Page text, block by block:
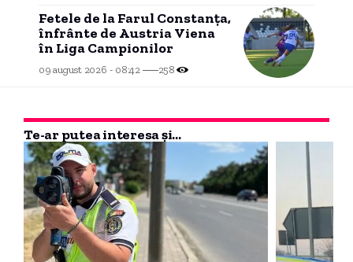
Fetele de la Farul Constanța,
înfrânte de Austria Viena
în Liga Campionilor
09 august 2026 - 08:42 258
Te-ar putea interesa și...